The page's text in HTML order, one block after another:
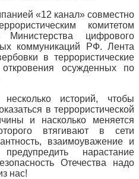
«12 канал» совместно
комитетом
цифрового
коммуникаций РФ. Лента
в террористические
осужденных по
историй, чтобы
в террористической
и насколько меняется
втягивают в сети
взаимоуважение и
нарастание
Отечества надо
нас!